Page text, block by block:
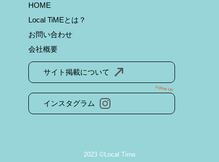
HOME
Local TiMEとは？
お問い合わせ
会社概要
サイト掲載について
インスタグラム
Follow Us!
2023 ©Local Time